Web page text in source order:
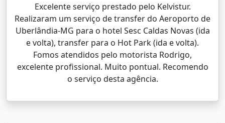
Excelente serviço prestado pelo Kelvistur.
Realizaram um serviço de transfer do Aeroporto de
Uberlândia-MG para o hotel Sesc Caldas Novas (ida
e volta), transfer para o Hot Park (ida e volta).
Fomos atendidos pelo motorista Rodrigo,
excelente profissional. Muito pontual. Recomendo
o serviço desta agência.